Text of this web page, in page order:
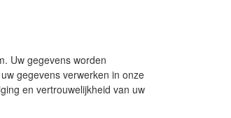
Uw gegevens worden
gegevens verwerken in onze
en vertrouwelijkheid van uw